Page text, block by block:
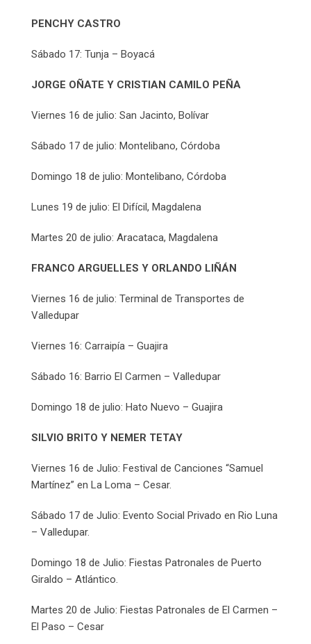
PENCHY CASTRO
Sábado 17: Tunja – Boyacá
JORGE OÑATE Y CRISTIAN CAMILO PEÑA
Viernes 16 de julio: San Jacinto, Bolívar
Sábado 17 de julio: Montelibano, Córdoba
Domingo 18 de julio: Montelibano, Córdoba
Lunes 19 de julio: El Difícil, Magdalena
Martes 20 de julio: Aracataca, Magdalena
FRANCO ARGUELLES Y ORLANDO LIÑÁN
Viernes 16 de julio: Terminal de Transportes de
Valledupar
Viernes 16: Carraipía – Guajira
Sábado 16: Barrio El Carmen – Valledupar
Domingo 18 de julio: Hato Nuevo – Guajira
SILVIO BRITO Y NEMER TETAY
Viernes 16 de Julio: Festival de Canciones “Samuel
Martínez” en La Loma – Cesar.
Sábado 17 de Julio: Evento Social Privado en Rio Luna
– Valledupar.
Domingo 18 de Julio: Fiestas Patronales de Puerto
Giraldo – Atlántico.
Martes 20 de Julio: Fiestas Patronales de El Carmen –
El Paso – Cesar